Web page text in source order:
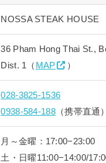
NOSSA STEAK HOUSE
36 Pham Hong Thai St.,
Dist. 1（ MAP ）
028-3825-1536
0938-584-188（携帯直通）
月～金曜：17:00−23:00
土・日曜11:00−14:00/